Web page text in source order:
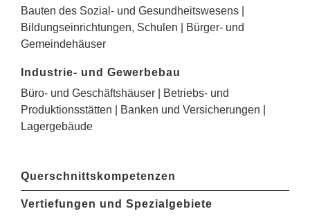
Bauten des Sozial- und Gesundheitswesens |
Bildungseinrichtungen, Schulen | Bürger- und
Gemeindehäuser
Industrie- und Gewerbebau
Büro- und Geschäftshäuser | Betriebs- und
Produktionsstätten | Banken und Versicherungen |
Lagergebäude
Querschnittskompetenzen
Vertiefungen und Spezialgebiete